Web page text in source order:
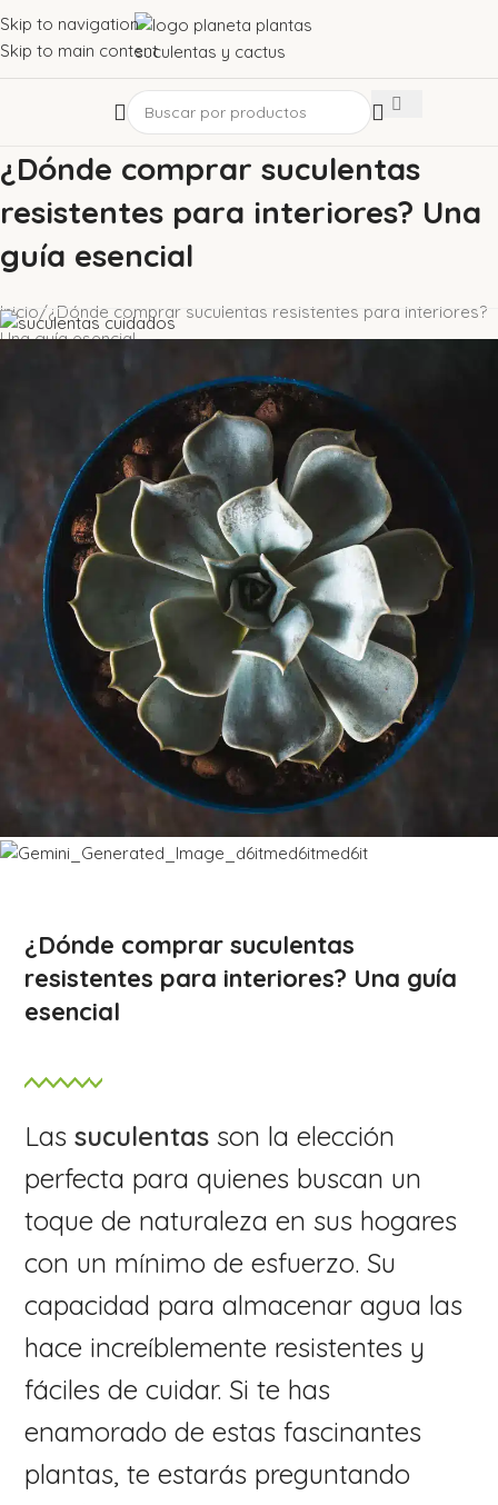
Skip to navigation
Skip to main content
¿Dónde comprar suculentas
resistentes para interiores? Una
guía esencial​
Inicio ¿Dónde comprar suculentas resistentes para interiores?
Una guía esencial​
¿Dónde comprar suculentas
resistentes para interiores? Una guía
esencial
Lassuculentas son la elección
perfecta para quienes buscan un
toque de naturaleza en sus hogares
con un mínimo de esfuerzo. Su
capacidad para almacenar agua las
hace increíblemente resistentes y
fáciles de cuidar. Si te has
enamorado de estas fascinantes
plantas, te estarás preguntando